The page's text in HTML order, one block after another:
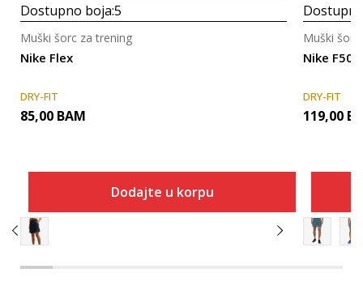
Dostupno boja:5
Nike Flex
Muški šorc za trening
DRY-FIT
85,00 BAM
Dodajte u korpu
Nike F50
Muški
DRY-FIT
119,00